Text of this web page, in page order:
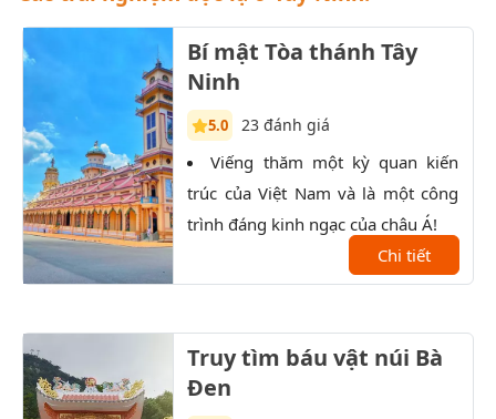
Bí mật Tòa thánh Tây
Ninh
5.0 23 đánh giá
Viếng thăm một kỳ quan kiến
trúc của Việt Nam và là một công
trình đáng kinh ngạc của châu Á!
Chi tiết
Truy tìm báu vật núi Bà
Đen